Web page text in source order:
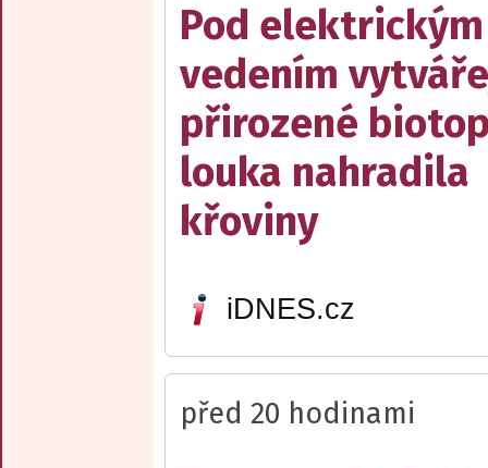
Pod elektrickým
vedením
přirozené
louka nahradila
křoviny
iDNES.cz
před 20 hodinami